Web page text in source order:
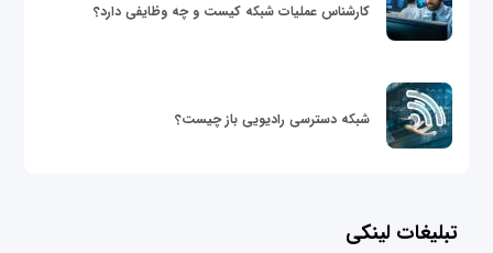
کارشناس عملیات شبکه کیست و چه وظایفی دارد؟
شبکه دسترسی رادیویی باز چیست؟
تبلیغات لینکی